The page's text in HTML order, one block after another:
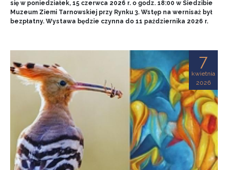
się w poniedziałek, 15 czerwca 2026 r. o godz. 18:00 w Siedzibie
Muzeum Ziemi Tarnowskiej przy Rynku 3. Wstęp na wernisaż był
bezpłatny. Wystawa będzie czynna do 11 października 2026 r.
7
kwietnia
2026